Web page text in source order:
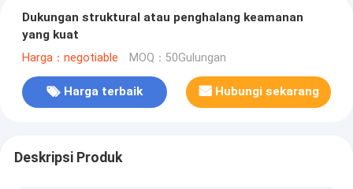
Dukungan struktural atau penghalang keamanan
yang kuat
Harga：negotiable MOQ：50Gulungan
Harga terbaik Hubungi sekarang
Deskripsi Produk